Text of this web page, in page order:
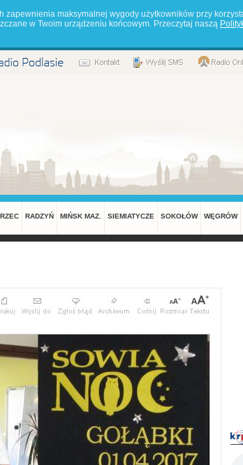
maksymalnej wygody użytkowników przy
w Twoim urządzeniu końcowym. Przeczytaj naszą
RADZYŃ MIŃSK MAZ. SIEMIATYCZE SOKOŁÓW WĘGRÓW